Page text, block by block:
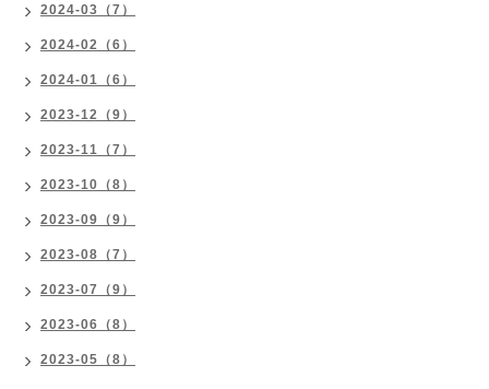
2024-03（7）
2024-02（6）
2024-01（6）
2023-12（9）
2023-11（7）
2023-10（8）
2023-09（9）
2023-08（7）
2023-07（9）
2023-06（8）
2023-05（8）